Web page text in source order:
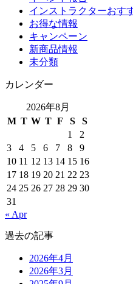
インストラクターおす
お得な情報
キャンペーン
新商品情報
未分類
カレンダー
2026年8月
M T W T F S
S
1
2
3
4 5 6 7 8
9
10 11 12 13 14 15 16
17 18 19 20 21 22 23
24 25 26 27 28 29 30
31
« Apr
過去の記事
2026年4月
2026年3月